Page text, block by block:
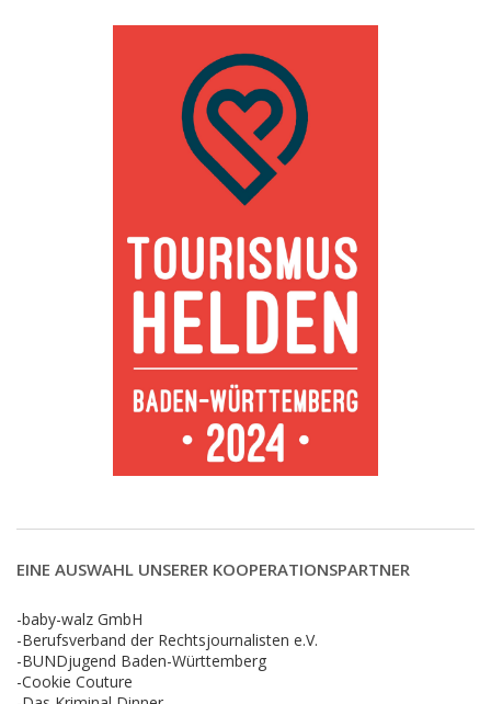
EINE AUSWAHL UNSERER KOOPERATIONSPARTNER
-baby-walz GmbH
-Berufsverband der Rechtsjournalisten e.V.
-BUNDjugend Baden-Württemberg
-Cookie Couture